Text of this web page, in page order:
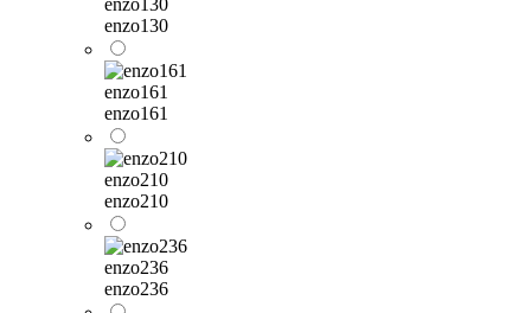
enzo130
enzo130
enzo161
enzo161
enzo210
enzo210
enzo236
enzo236